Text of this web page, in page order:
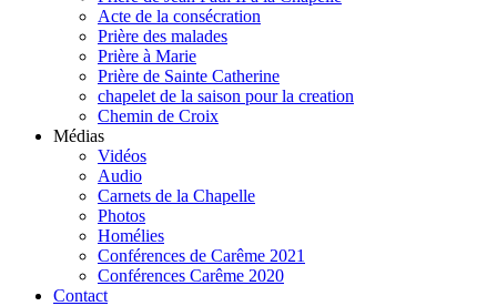
Acte de la consécration
Prière des malades
Prière à Marie
Prière de Sainte Catherine
chapelet de la saison pour la creation
Chemin de Croix
Médias
Vidéos
Audio
Carnets de la Chapelle
Photos
Homélies
Conférences de Carême 2021
Conférences Carême 2020
Contact